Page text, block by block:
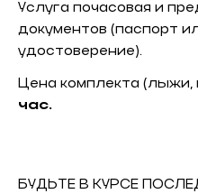
Услуга почасовая и
документов (паспорт
удостоверение).
Цена комплекта (лыжи,
час.
БУДЬТЕ В КУРСЕ